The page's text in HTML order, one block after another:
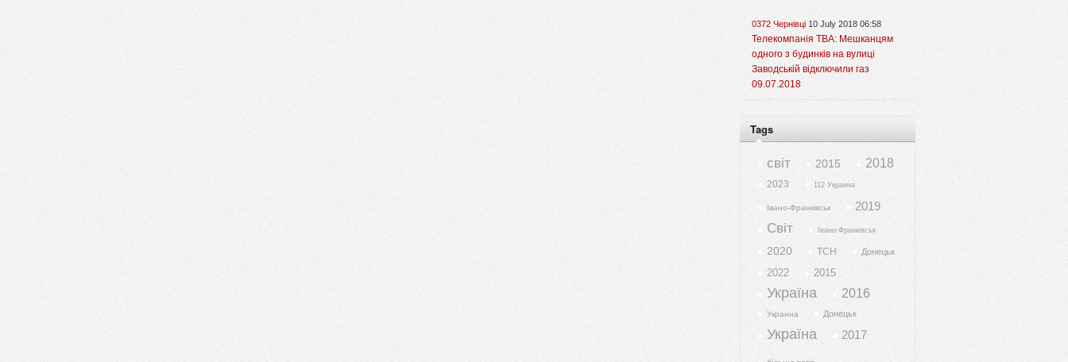
0372 Чернівці 10 July 2018 06:58
Телекомпанія ТВА: Мешканцям
одного з будинків на вулиці
Заводській відключили газ
09.07.2018
Tags
світ 2015 2018
2023 112 Украина
Івано-Франківськ 2019
Світ Івано-Франківськ
2020 ТСН Донецьк
2022 2015
Україна 2016
Украина Донецьк
Україна 2017